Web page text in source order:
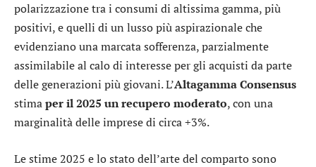
polarizzazione tra i consumi di altissima gamma, più
positivi, e quelli di un lusso più aspirazionale che
evidenziano una marcata sofferenza, parzialmente
assimilabile al calo di interesse per gli acquisti da parte
delle generazioni più giovani. L’Altagamma Consensus
stimaper il 2025 un recupero moderato, con una
marginalità delle imprese di circa +3%.
Le stime 2025 e lo stato dell’arte del comparto sono